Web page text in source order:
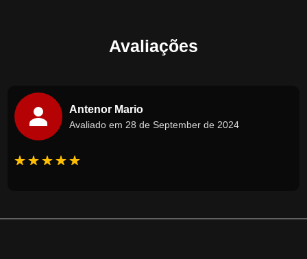
Avaliações
Antenor Mario
Avaliado em 28 de September de 2024